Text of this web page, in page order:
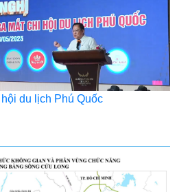
du lịch Phú Quốc